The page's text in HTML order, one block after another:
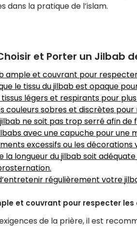
dans la pratique de l’islam.
et Porter un Jilbab
ample et couvrant pour
le tissu du jilbab est opaque
tissus légers et respirants pour
couleurs sobres et discrètes
ne soit pas trop serré afin
avec une capuche pour
excessifs ou les
la longueur du jilbab soit
régulièrement votre
et couvrant pour respecter les
de la prière, il est